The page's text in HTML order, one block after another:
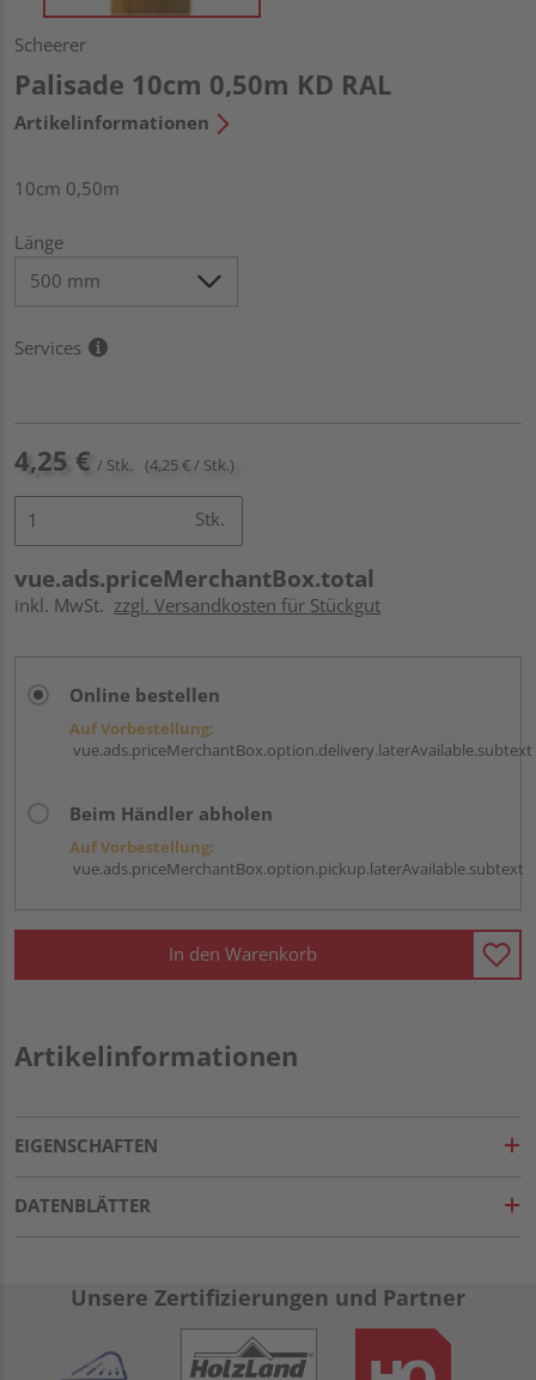
Scheerer
Palisade 10cm 0,50m KD RAL
Artikelinformationen
10cm 0,50m
Länge
Services
4,25 € / Stk. (4,25 € / Stk.)
Stk.
vue.ads.priceMerchantBox.total
inkl. MwSt. zzgl. Versandkosten für Stückgut
Online bestellen
Auf Vorbestellung:
vue.ads.priceMerchantBox.option.delivery.laterAvailable.subtext
Beim Händler abholen
Auf Vorbestellung:
vue.ads.priceMerchantBox.option.pickup.laterAvailable.subtext
In den Warenkorb
Artikelinformationen
EIGENSCHAFTEN
DATENBLÄTTER
Unsere Zertifizierungen und Partner